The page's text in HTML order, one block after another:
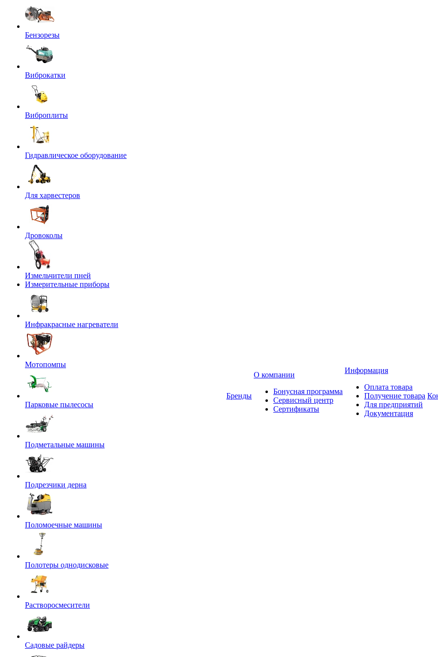
Бензорезы
Виброкатки
Виброплиты
Гидравлическое оборудование
Для харвестеров
Дровоколы
Измельчители пней
Измерительные приборы
Инфракрасные нагреватели
Мотопомпы
Парковые пылесосы
Подметальные машины
Подрезчики дерна
Поломоечные машины
Полотеры однодисковые
Растворосмесители
Садовые райдеры
Бренды
О компании
Бонусная программа
Сервисный центр
Сертификаты
Информация
Оплата товара
Получение товара
Для предприятий
Документация